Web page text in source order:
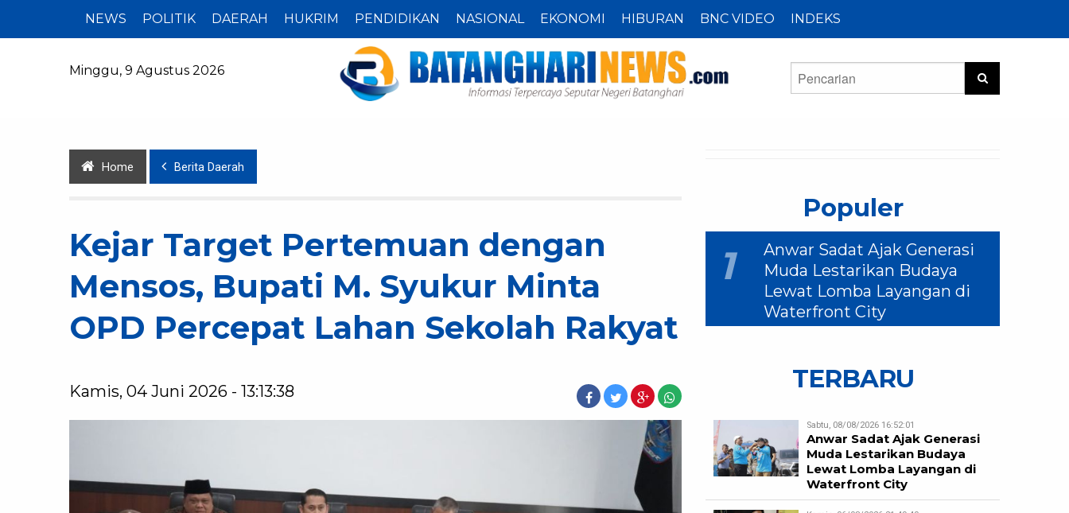
NEWS POLITIK DAERAH HUKRIM PENDIDIKAN NASIONAL EKONOMI HIBURAN BNC VIDEO INDEKS
Minggu, 9 Agustus 2026
Home Berita Daerah
Kejar Target Pertemuan dengan
Mensos, Bupati M. Syukur Minta
OPD Percepat Lahan Sekolah Rakyat
Kamis, 04 Juni 2026 - 13:13:38
Populer
1
Anwar Sadat Ajak Generasi
Muda Lestarikan Budaya
Lewat Lomba Layangan di
Waterfront City
TERBARU
Sabtu, 08/08/2026 16:52:01
Anwar Sadat Ajak Generasi
Muda Lestarikan Budaya
Lewat Lomba Layangan di
Waterfront City